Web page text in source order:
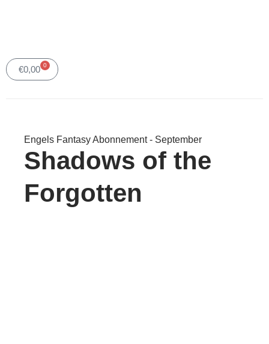
€0,00 0
Winkelwagen
Engels Fantasy Abonnement - September
Shadows of the
Forgotten​